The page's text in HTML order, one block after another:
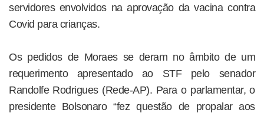
servidores envolvidos na aprovação da vacina contra
Covid para crianças.
Os pedidos de Moraes se deram no âmbito de um
requerimento apresentado ao STF pelo senador
Randolfe Rodrigues (Rede-AP). Para o parlamentar, o
presidente Bolsonaro “fez questão de propalar aos